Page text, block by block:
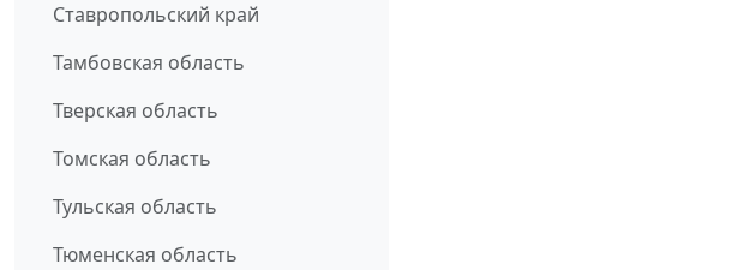
Ставропольский край
Тамбовская область
Тверская область
Томская область
Тульская область
Тюменская область